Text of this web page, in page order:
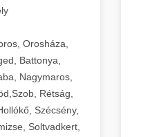
Orosháza,
Battonya,
Nagymaros,
Rétság,
Szécsény,
Soltvadkert,